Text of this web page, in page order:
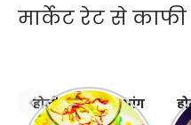
मार्केट रेट से काफी
होली पर हो जाए भांग